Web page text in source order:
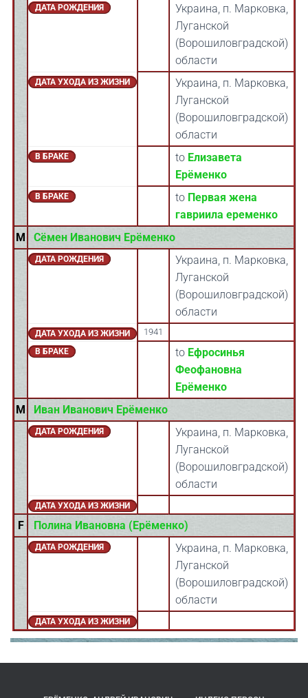
ДАТА РОЖДЕНИЯ
Украина, п. Марковка,
Луганской
(Ворошиловградской)
области
ДАТА УХОДА ИЗ ЖИЗНИ
Украина, п. Марковка,
Луганской
(Ворошиловградской)
области
В БРАКЕ to Елизавета
Ерёменко
В БРАКЕ to Первая жена
гавриила еременко
M
Сёмен Иванович Ерёменко
ДАТА РОЖДЕНИЯ
Украина, п. Марковка,
Луганской
(Ворошиловградской)
области
ДАТА УХОДА ИЗ ЖИЗНИ 1941
В БРАКЕ to Ефросинья
Феофановна
Ерёменко
M
Иван Иванович Ерёменко
ДАТА РОЖДЕНИЯ
Украина, п. Марковка,
Луганской
(Ворошиловградской)
области
ДАТА УХОДА ИЗ ЖИЗНИ
F Полина Ивановна (Ерёменко)
ДАТА РОЖДЕНИЯ
Украина, п. Марковка,
Луганской
(Ворошиловградской)
области
ДАТА УХОДА ИЗ ЖИЗНИ